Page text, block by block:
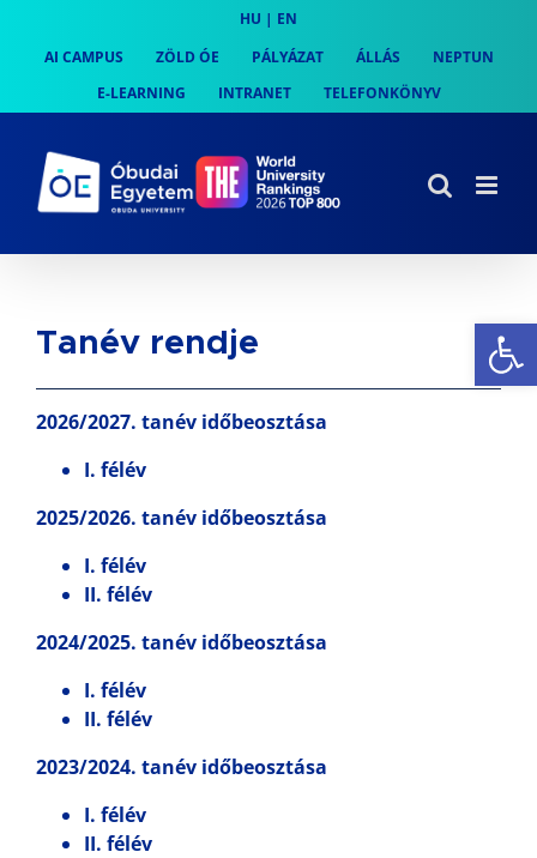
content
HU | EN
AI CAMPUS
ZÖLD ÓE PÁLYÁZAT ÁLLÁS
NEPTUN
E-LEARNING
INTRANET TELEFONKÖNYV
Tanév rendje
2026/2027. tanév időbeosztása
I. félév
2025/2026. tanév időbeosztása
I. félév
II. félév
2024/2025. tanév időbeosztása
I. félév
II. félév
2023/2024. tanév időbeosztása
I. félév
II. félév